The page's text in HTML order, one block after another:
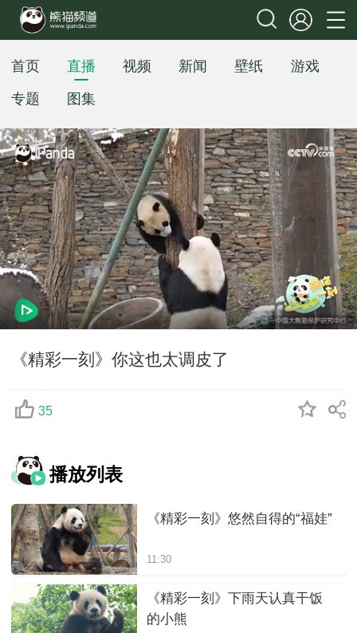
首页 直播 视频 新闻 壁纸
游戏
专题
图集
《精彩一刻》你这也太调皮了
35
播放列表
《精彩一刻》悠然自得的“福娃”
11:30
《精彩一刻》下雨天认真干饭
的小熊